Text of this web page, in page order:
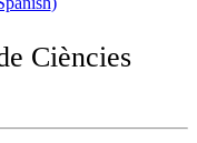
Ciències